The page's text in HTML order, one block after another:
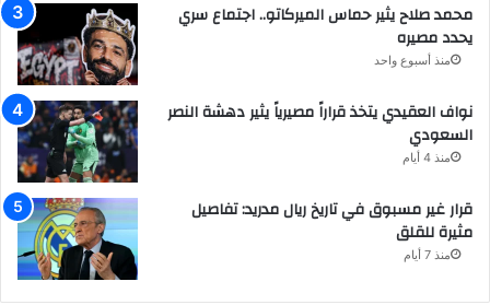
محمد صلاح يثير حماس الميركاتو.. اجتماع سري
يحدد مصيره
منذ أسبوع واحد
نواف العقيدي يتخذ قراراً مصيرياً يثير دهشة النصر
السعودي
منذ 4 أيام
قرار غير مسبوق في تاريخ ريال مدريد: تفاصيل
مثيرة للقلق
منذ 7 أيام